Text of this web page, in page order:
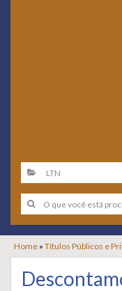
Home » Títulos Públicos e